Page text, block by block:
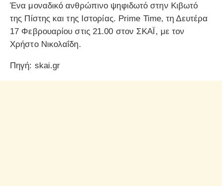
Ένα μοναδικό ανθρώπινο ψηφιδωτό στην Κιβωτό
της Πίστης και της Ιστορίας. Prime Time, τη Δευτέρα
17 Φεβρουαρίου στις 21.00 στον ΣΚΑΪ, με τον
Χρήστο Νικολαΐδη.
Πηγή: skai.gr